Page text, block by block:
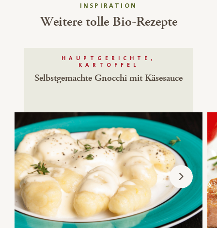
INSPIRATION
Weitere tolle Bio-Rezepte
HAUPTGERICHTE,
KARTOFFEL
Selbstgemachte Gnocchi mit Käsesauce